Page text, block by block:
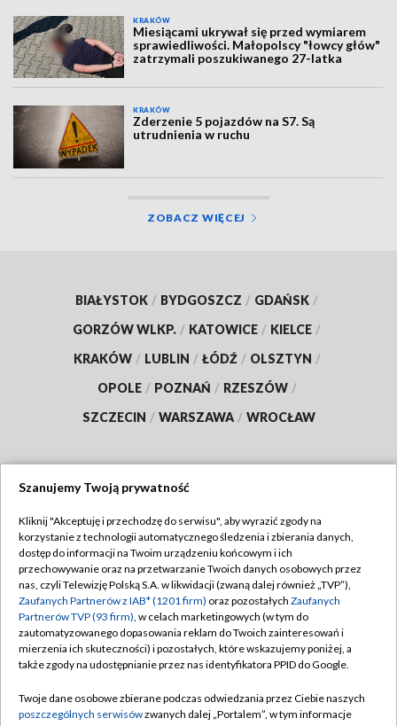
KRAKÓW
Miesiącami ukrywał się przed wymiarem
sprawiedliwości. Małopolscy "łowcy głów"
zatrzymali poszukiwanego 27-latka
KRAKÓW
Zderzenie 5 pojazdów na S7. Są
utrudnienia w ruchu
ZOBACZ WIĘCEJ
BIAŁYSTOK / BYDGOSZCZ / GDAŃSK /
GORZÓW WLKP. / KATOWICE / KIELCE /
KRAKÓW / LUBLIN / ŁÓDŹ / OLSZTYN /
OPOLE / POZNAŃ / RZESZÓW /
SZCZECIN / WARSZAWA / WROCŁAW
TVP
Abonament TVP
Emisja w TVP
Centrum informacji TVP
Naziemna Telewizja Cyfrowa
Rada Programowa
Regulamin TVP
Polityka prywatności
Moje zgody
Pomoc
Kontakt
Szanujemy Twoją prywatność
Kliknij "Akceptuję i przechodzę do serwisu", aby wyrazić zgody na
korzystanie z technologii automatycznego śledzenia i zbierania danych,
dostęp do informacji na Twoim urządzeniu końcowym i ich
przechowywanie oraz na przetwarzanie Twoich danych osobowych przez
nas, czyli Telewizję Polską S.A. w likwidacji (zwaną dalej również „TVP”),
Zaufanych Partnerów z IAB* (1201 firm) oraz pozostałych Zaufanych
Partnerów TVP (93 firm), w celach marketingowych (w tym do
zautomatyzowanego dopasowania reklam do Twoich zainteresowań i
mierzenia ich skuteczności) i pozostałych, które wskazujemy poniżej, a
także zgody na udostępnianie przez nas identyfikatora PPID do Google.
Twoje dane osobowe zbierane podczas odwiedzania przez Ciebie naszych
poszczególnych serwisówzwanych dalej „Portalem”, w tym informacje